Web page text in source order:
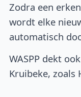
Zodra een
wordt elke
automatisch
WASPP dekt
Kruibeke, zoals